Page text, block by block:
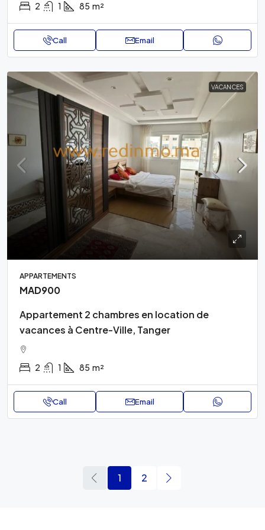
2 1 85 m²
Call Email
VACANCES
APPARTEMENTS
MAD900
Appartement 2 chambres en location de
vacances à Centre-Ville, Tanger
2 1 85 m²
Call Email
1 2